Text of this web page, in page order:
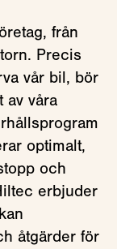
från
Precis
vår bil, bör
av våra
optimalt,
och
erbjuder
åtgärder för